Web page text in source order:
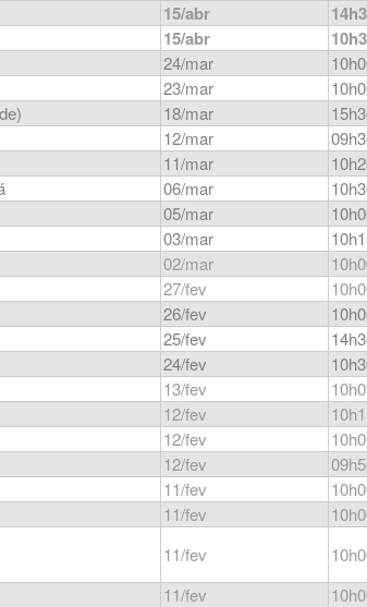
15/abr
15/abr
24/mar
23/mar
18/mar
12/mar
11/mar
06/mar
05/mar
03/mar
02/mar
27/fev
26/fev
25/fev
24/fev
13/fev
12/fev
12/fev
12/fev
11/fev
11/fev
11/fev
11/fev